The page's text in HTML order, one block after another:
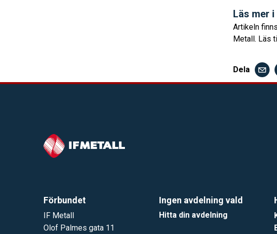
Läs mer
Artikeln
Metall. Läs
Dela
Förbundet
IF Metall
Olof Palmes gata 11
Ingen avdelning vald
Hitta din avdelning